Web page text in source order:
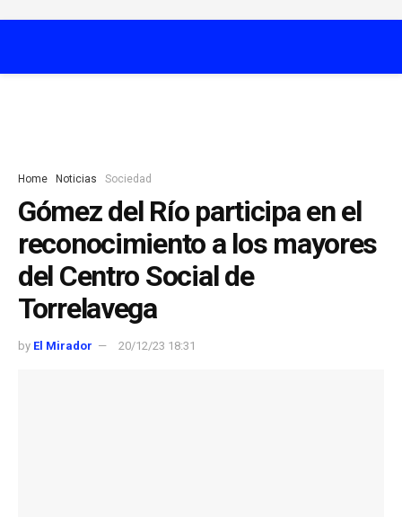
Home Noticias Sociedad
Gómez del Río participa en el
reconocimiento a los mayores
del Centro Social de
Torrelavega
by El Mirador 20/12/23 18:31